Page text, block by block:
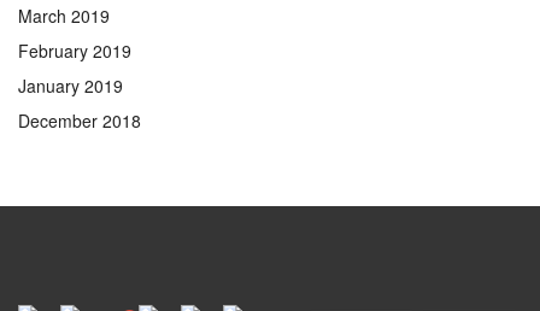
March 2019
February 2019
January 2019
December 2018